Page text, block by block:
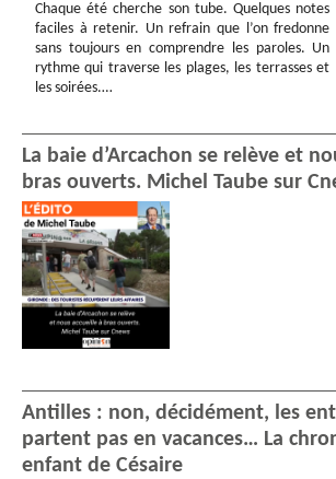
Chaque été cherche son tube. Quelques notes
faciles à retenir. Un refrain que l’on fredonne
sans toujours en comprendre les paroles. Un
rythme qui traverse les plages, les terrasses et
les soirées.…
La baie d’Arcachon se relève et
bras ouverts. Michel Taube sur
Antilles : non, décidément, les
partent pas en vacances… La
enfant de Césaire